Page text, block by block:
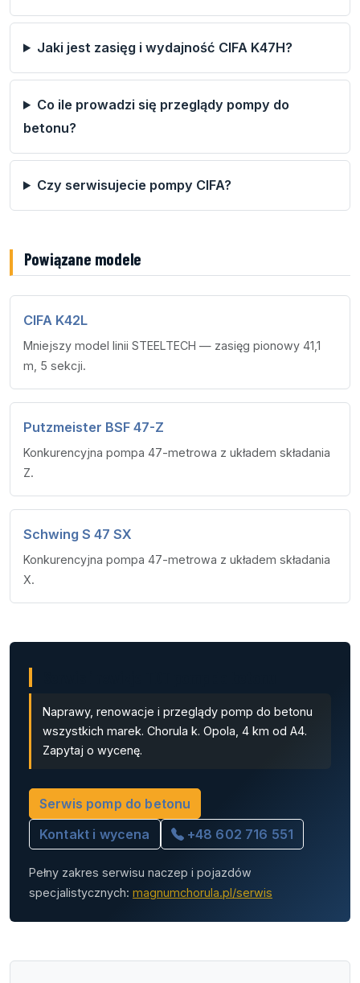
Jaki jest zasięg i wydajność CIFA K47H?
Co ile prowadzi się przeglądy pompy do
betonu?
Czy serwisujecie pompy CIFA?
Powiązane modele
CIFA K42L
Mniejszy model linii STEELTECH — zasięg pionowy 41,1
m, 5 sekcji.
Putzmeister BSF 47-Z
Konkurencyjna pompa 47-metrowa z układem składania
Z.
Schwing S 47 SX
Konkurencyjna pompa 47-metrowa z układem składania
X.
Naprawy, renowacje i przeglądy pomp do betonu
wszystkich marek. Chorula k. Opola, 4 km od A4.
Zapytaj o wycenę.
Serwis pomp do betonu
Kontakt i wycena
+48 602 716 551
Pełny zakres serwisu naczep i pojazdów
specjalistycznych: magnumchorula.pl/serwis